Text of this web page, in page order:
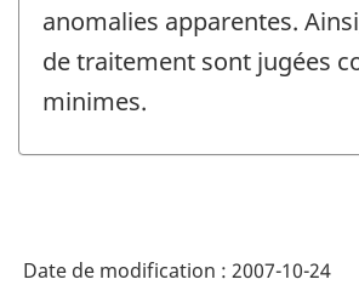
anomalies apparentes.
de traitement sont jugées
minimes.
Date de modification : 2007-10-24